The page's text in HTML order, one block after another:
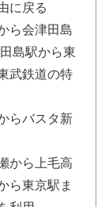
に戻る
ら会津田島
島駅から東
武鉄道の特
らバスタ新
から上毛高
ら東京駅ま